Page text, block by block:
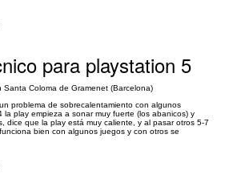
para playstation 5
Coloma de Gramenet (Barcelona)
problema de sobrecalentamiento con algunos
la play empieza a sonar muy fuerte (los abanicos) y
dice que la play está muy caliente, y al pasar otros 5-7
bien con algunos juegos y con otros se